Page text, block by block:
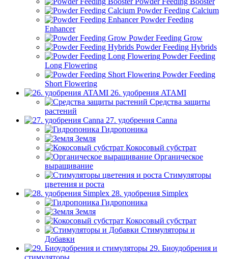
Powder Feeding Calcium
Powder Feeding
Enhancer
Powder Feeding Grow
Powder Feeding Hybrids
Powder Feeding
Long Flowering
Powder Feeding
Short Flowering
26. удобрения ATAMI
Средства защиты
растений
27. удобрения Canna
Гидропоника
Земля
Кокосовый субстрат
Органическое
выращивание
Стимуляторы
цветения и роста
28. удобрения Simplex
Гидропоника
Земля
Кокосовый субстрат
Стимуляторы и
Добавки
29. Биоудобрения и
стимуляторы